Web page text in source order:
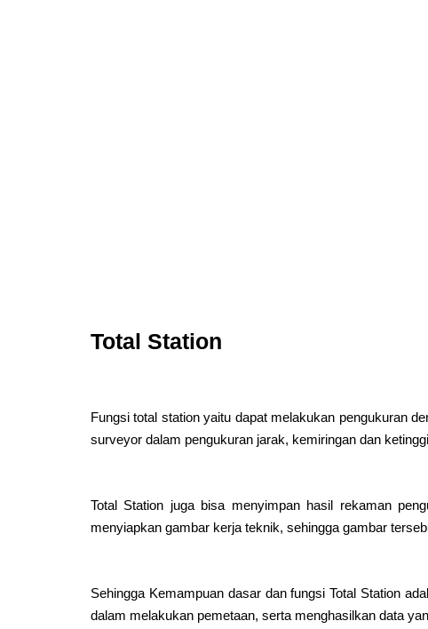
Total Station
Fungsi total station yaitu dapat melakukan pengukuran
surveyor dalam pengukuran jarak, kemiringan dan
Total Station juga bisa menyimpan hasil rekaman
menyiapkan gambar kerja teknik, sehingga gambar
Sehingga Kemampuan dasar dan fungsi Total Station
dalam melakukan pemetaan, serta menghasilkan data